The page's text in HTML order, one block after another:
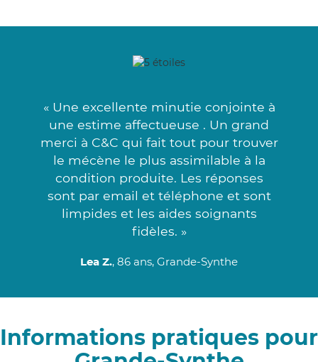
« Une excellente minutie conjointe à
une estime affectueuse . Un grand
merci à C&C qui fait tout pour trouver
le mécène le plus assimilable à la
condition produite. Les réponses
sont par email et téléphone et sont
limpides et les aides soignants
fidèles. »
Lea Z., 86 ans, Grande-Synthe
Informations pratiques pour